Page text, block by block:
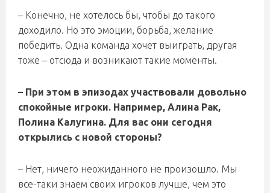
– Конечно, не хотелось бы, чтобы до такого
доходило. Но это эмоции, борьба, желание
победить. Одна команда хочет выиграть, другая
тоже – отсюда и возникают такие моменты.
– При этом в эпизодах участвовали довольно
спокойные игроки. Например, Алина Рак,
Полина Калугина. Для вас они сегодня
открылись с новой стороны?
– Нет, ничего неожиданного не произошло. Мы
все-таки знаем своих игроков лучше, чем это